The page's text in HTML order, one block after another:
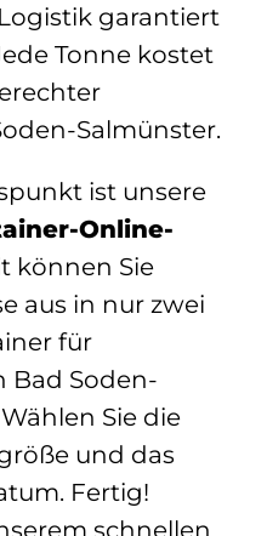
garantiert
Tonne kostet
Salmünster.
ist unsere
Online-
können Sie
aus in nur zwei
für
Bad Soden-
Sie die
und das
Fertig!
schnellen